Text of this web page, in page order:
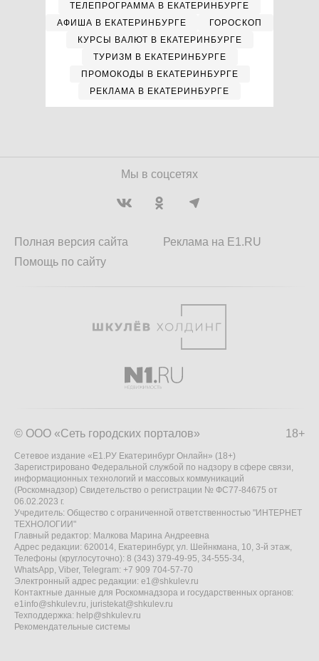
ТЕЛЕПРОГРАММА В ЕКАТЕРИНБУРГЕ
АФИША В ЕКАТЕРИНБУРГЕ
ГОРОСКОП
КУРСЫ ВАЛЮТ В ЕКАТЕРИНБУРГЕ
ТУРИЗМ В ЕКАТЕРИНБУРГЕ
ПРОМОКОДЫ В ЕКАТЕРИНБУРГЕ
РЕКЛАМА В ЕКАТЕРИНБУРГЕ
Мы в соцсетях
Полная версия сайта
Помощь по сайту
Реклама на E1.RU
18+
© ООО «Сеть городских порталов»
Сетевое издание «Е1.РУ Екатеринбург Онлайн» (18+)
Зарегистрировано Федеральной службой по надзору в сфере связи,
информационных технологий и массовых коммуникаций
(Роскомнадзор) Свидетельство о регистрации № ФС77-84675 от
06.02.2023 г.
Учредитель: Общество с ограниченной ответственностью "ИНТЕРНЕТ
ТЕХНОЛОГИИ"
Главный редактор: Малкова Марина Андреевна
Адрес редакции: 620014, Екатеринбург, ул. Шейнкмана, 10, 3-й этаж,
Телефоны (круглосуточно): 8 (343) 379-49-95, 34-555-34,
WhatsApp, Viber, Telegram: +7 909 704-57-70
Электронный адрес редакции: e1@shkulev.ru
Контактные данные для Роскомнадзора и государственных органов:
e1info@shkulev.ru, juristekat@shkulev.ru
Техподдержка: help@shkulev.ru
Рекомендательные системы